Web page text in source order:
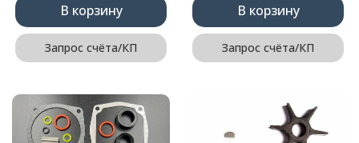
В корзину
Запрос счёта/КП
В корзину
Запрос счёта/КП